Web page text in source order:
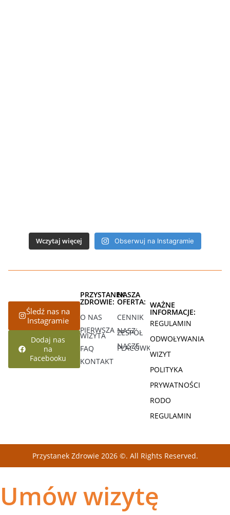
Wczytaj więcej Obserwuj na Instagramie
Śledź nas na
Instagramie
Dodaj nas
na
Facebooku
PRZYSTANEK
ZDROWIE:
O NAS
PIERWSZA
WIZYTA
FAQ
KONTAKT
NASZA
OFERTA:
CENNIK
NASZ
ZESPÓŁ
NASZE
PLACÓWKI
WAŻNE
INFORMACJE:
REGULAMIN
ODWOŁYWANIA
WIZYT
POLITYKA
PRYWATNOŚCI
RODO
REGULAMIN
Przystanek Zdrowie 2026 ©. All Rights Reserved.
Umów wizytę